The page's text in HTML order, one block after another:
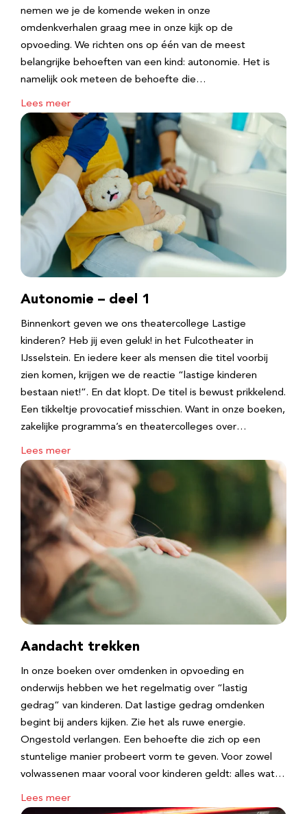
nemen we je de komende weken in onze
omdenkverhalen graag mee in onze kijk op de
opvoeding. We richten ons op één van de meest
belangrijke behoeften van een kind: autonomie. Het is
namelijk ook meteen de behoefte die…
Lees meer
Autonomie – deel 1
Binnenkort geven we ons theatercollege Lastige
kinderen? Heb jij even geluk! in het Fulcotheater in
IJsselstein. En iedere keer als mensen die titel voorbij
zien komen, krijgen we de reactie “lastige kinderen
bestaan niet!”. En dat klopt. De titel is bewust prikkelend.
Een tikkeltje provocatief misschien. Want in onze boeken,
zakelijke programma’s en theatercolleges over…
Lees meer
Aandacht trekken
In onze boeken over omdenken in opvoeding en
onderwijs hebben we het regelmatig over “lastig
gedrag” van kinderen. Dat lastige gedrag omdenken
begint bij anders kijken. Zie het als ruwe energie.
Ongestold verlangen. Een behoefte die zich op een
stuntelige manier probeert vorm te geven. Voor zowel
volwassenen maar vooral voor kinderen geldt: alles wat…
Lees meer